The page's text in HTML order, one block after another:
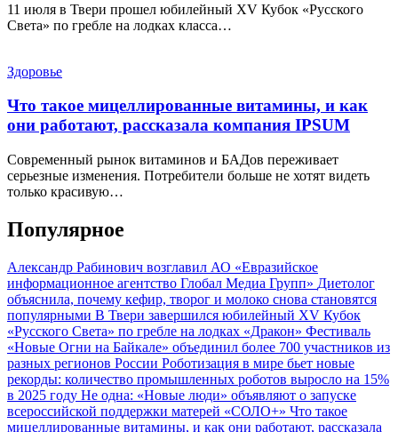
11 июля в Твери прошел юбилейный XV Кубок «Русского
Света» по гребле на лодках класса…
Здоровье
Что такое мицеллированные витамины, и как
они работают, рассказала компания IPSUM
Современный рынок витаминов и БАДов переживает
серьезные изменения. Потребители больше не хотят видеть
только красивую…
Популярное
Александр Рабинович возглавил АО «Евразийское
информационное агентство Глобал Медиа Групп» Диетолог
объяснила, почему кефир, творог и молоко снова становятся
популярными В Твери завершился юбилейный XV Кубок
«Русского Света» по гребле на лодках «Дракон» Фестиваль
«Новые Огни на Байкале» объединил более 700 участников из
разных регионов России Роботизация в мире бьет новые
рекорды: количество промышленных роботов выросло на 15%
в 2025 году Не одна: «Новые люди» объявляют о запуске
всероссийской поддержки матерей «СОЛО+» Что такое
мицеллированные витамины, и как они работают, рассказала